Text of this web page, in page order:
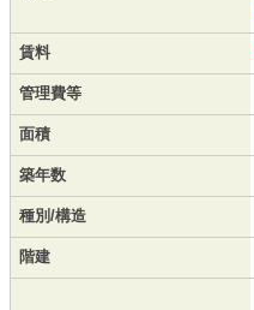
賃料
管理費等
面積
築年数
種別/構造
階建